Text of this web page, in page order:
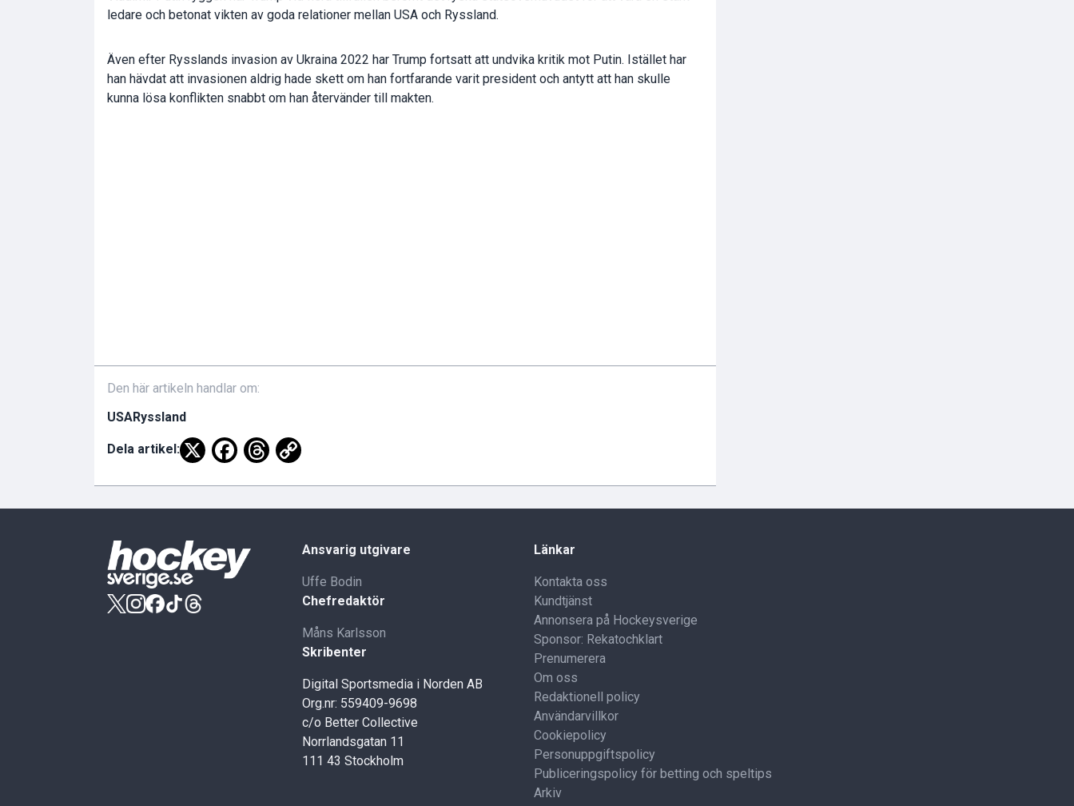
ledare och betonat vikten av goda relationer mellan USA och Ryssland.
Även efter Rysslands invasion av Ukraina 2022 har Trump fortsatt att undvika kritik mot Putin. Istället har
han hävdat att invasionen aldrig hade skett om han fortfarande varit president och antytt att han skulle
kunna lösa konflikten snabbt om han återvänder till makten.
Den här artikeln handlar om:
USARyssland
Dela artikel:
Ansvarig utgivare
Uffe Bodin
Chefredaktör
Måns Karlsson
Skribenter
Digital Sportsmedia i Norden AB
Org.nr: 559409-9698
c/o Better Collective
Norrlandsgatan 11
111 43 Stockholm
Länkar
Kontakta oss
Kundtjänst
Annonsera på Hockeysverige
Sponsor: Rekatochklart
Prenumerera
Om oss
Redaktionell policy
Användarvillkor
Cookiepolicy
Personuppgiftspolicy
Publiceringspolicy för betting och speltips
Arkiv